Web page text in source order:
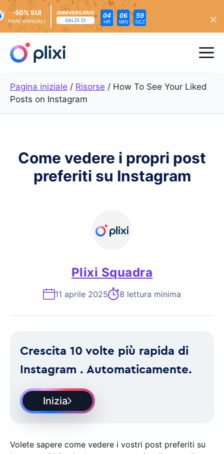
contenuto
-50% SUI
PIANI ANNUALI
ANNIVERSARIO
SALDI DI
04
HR
06
MIN
57
SEZ
Pagina iniziale / Risorse / How To See Your Liked
Posts on Instagram
Come vedere i propri post
preferiti su Instagram
Plixi Squadra
11 aprile 2025 8 lettura minima
Crescita 10 volte più rapida di
Instagram . Automaticamente.
Inizia
Volete sapere come vedere i vostri post preferiti su